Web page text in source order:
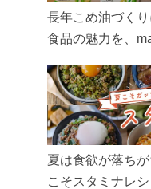
長年こめ油づく
食品の魅力を、
ん、製造現場や
こめ油をもっと
ぜひお楽しみく
夏は食欲が落ち
こそスタミナレ